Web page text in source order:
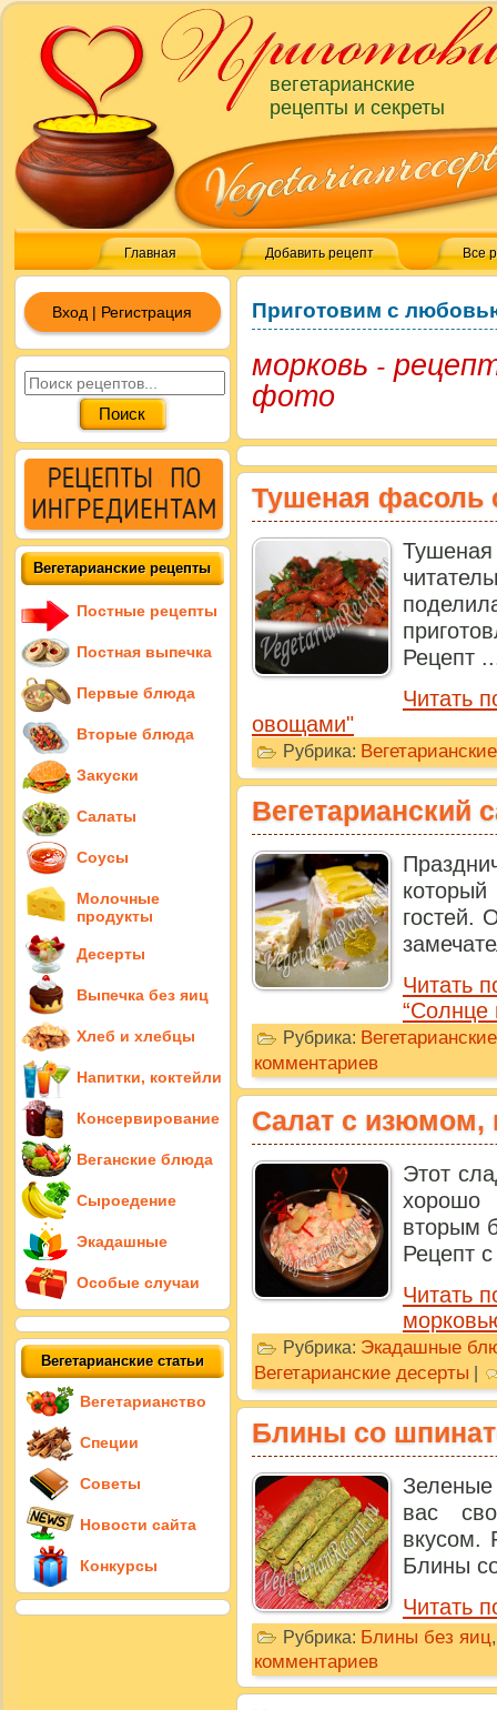
вегетарианские
рецепты и секреты
Главная Добавить рецепт Все
Приготовим с
морковь -
фото
Тушеная фасоль
Рецепт
Читать
овощами"
Рубрика:
Вегетарианский
гостей.
Читать
“Солнце
Рубрика:
комментариев
Салат с изюмом,
Этот
хорошо
вторым
Рецепт
Читать
Рубрика: Экадашные
Вегетарианские десерты
Блины со
вас
вкусом.
Блины
Читать
Рубрика: Блины без яиц
комментариев
Вход | Регистрация
Вегетарианские рецепты
Постные рецепты
Постная выпечка
Первые блюда
Вторые блюда
Закуски
Салаты
Соусы
Молочные
продукты
Десерты
Выпечка без яиц
Хлеб и хлебцы
Напитки, коктейли
Консервирование
Веганские блюда
Сыроедение
Экадашные
Особые случаи
Вегетарианские статьи
Вегетарианство
Специи
Советы
Новости сайта
Конкурсы